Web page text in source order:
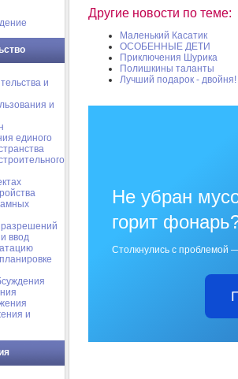
и
и
единого
ввод
и
Другие новости по теме:
Маленький Касатик
ОСОБЕННЫЕ ДЕТИ
Приключения Шурика
Полишкины таланты
Лучший подарок - двойня!
Не убран
горит
Столкнулись с проблемой